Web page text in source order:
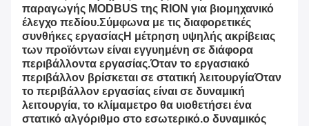
παραγωγής MODBUS της RION για βιομηχανικό
έλεγχο πεδίου.Σύμφωνα με τις διαφορετικές
συνθήκες εργασίαςΗ μέτρηση υψηλής ακρίβειας
των προϊόντων είναι εγγυημένη σε διάφορα
περιβάλλοντα εργασίας.Όταν το εργασιακό
περιβάλλον βρίσκεται σε στατική λειτουργίαΌταν
το περιβάλλον εργασίας είναι σε δυναμική
λειτουργία, το κλίμαμετρο θα υιοθετήσει ένα
στατικό αλγόριθμο στο εσωτερικό.ο δυναμικός